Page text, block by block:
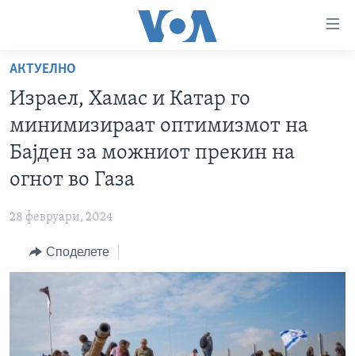
пристапност
Премини
на
главната
содржина
Премини
до
страната
навигација
Пребарувај
РУБРИКИ
САД
МАКЕДОНИЈА
ЕКОНОМИЈА
ПОЛИТИКА
ЗДРАВЈЕ
НАУКА
УМЕТНОСТ И ЗАБАВА
ФОТОГАЛЕРИИ
ДОКУМЕНТАРЦИ
NEWSFLASH - АРХИВА
ВЕСТИ ОД САД ВО МИНУТА - АРХИВА
ИЗБОРИ ВО САД 2020 - АРХИВА
ЗА НАС
Learning English
НАКУСО...
АКТУЕЛНО
Израел, Хамас и Катар го
минимизираат оптимизмот на
Бајден за можниот прекин на
огнот во Газа
28 февруари, 2024
Споделете